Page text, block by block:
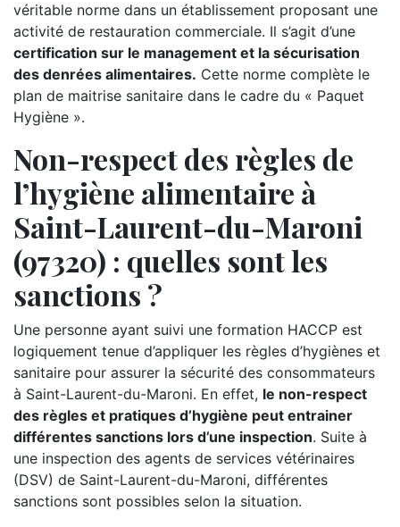
véritable norme dans un établissement proposant une
activité de restauration commerciale. Il s’agit d’une
certification sur le management et la sécurisation
des denrées alimentaires. Cette norme complète le
plan de maitrise sanitaire dans le cadre du « Paquet
Hygiène ».
Non-respect des règles de
l’hygiène alimentaire à
Saint-Laurent-du-Maroni
(97320) : quelles sont les
sanctions ?
Une personne ayant suivi une formation HACCP est
logiquement tenue d’appliquer les règles d’hygiènes et
sanitaire pour assurer la sécurité des consommateurs
à Saint-Laurent-du-Maroni. En effet, le non-respect
des règles et pratiques d’hygiène peut entrainer
différentes sanctions lors d’une inspection. Suite à
une inspection des agents de services vétérinaires
(DSV) de Saint-Laurent-du-Maroni, différentes
sanctions sont possibles selon la situation.